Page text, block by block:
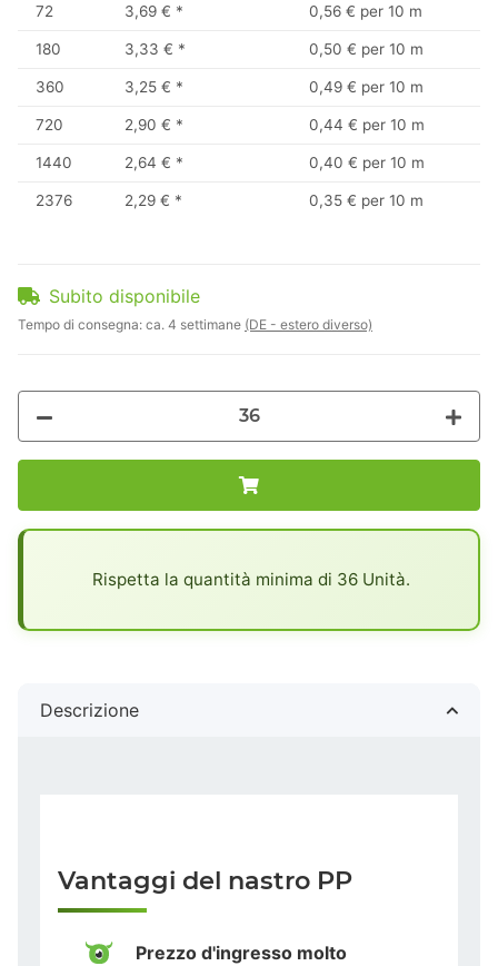
72 3,69 € * 0,56 € per 10 m
180 3,33 € * 0,50 € per 10 m
360 3,25 € * 0,49 € per 10 m
720 2,90 € * 0,44 € per 10 m
1440 2,64 € * 0,40 € per 10 m
2376 2,29 € * 0,35 € per 10 m
Subito disponibile
Tempo di consegna: ca. 4 settimane (DE - estero diverso)
Rispetta la quantità minima di 36 Unità.
Descrizione
Vantaggi del nastro PP
Prezzo d'ingresso molto